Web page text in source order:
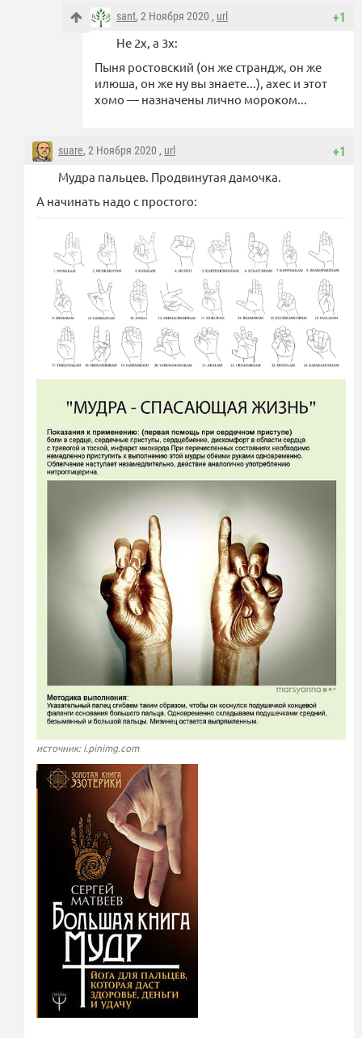
+1
sant, 2 Ноября 2020 , url
Не 2х, а 3х:
Пыня ростовский (он же страндж, он же
илюша, он же ну вы знаете...), ахес и этот
хомо — назначены лично мороком...
+1
suare, 2 Ноября 2020 , url
Мудра пальцев. Продвинутая дамочка.
А начинать надо с простого:
источник: i.pinimg.com